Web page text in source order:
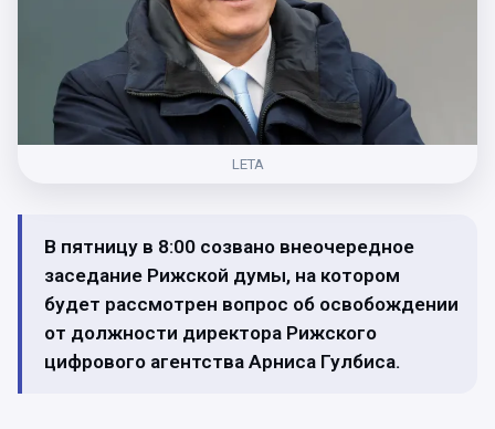
LETA
В пятницу в 8:00 созвано внеочередное
заседание Рижской думы, на котором
будет рассмотрен вопрос об освобождении
от должности директора Рижского
цифрового агентства Арниса Гулбиса.